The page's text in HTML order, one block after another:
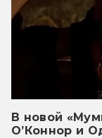
В новой
О’Коннор и